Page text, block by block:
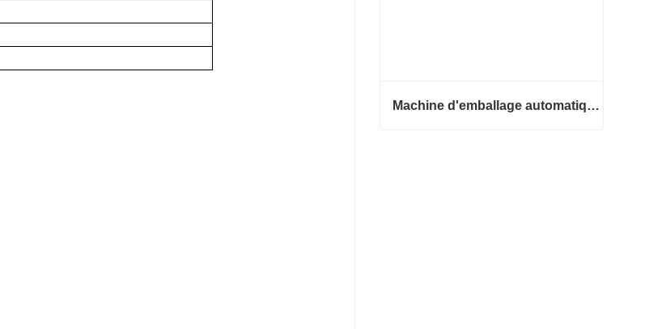
Machine d'emballage automatique de bobines d'acier